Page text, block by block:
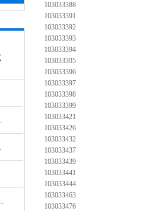
应用
用
维护和保养？
103033388
103033391
103033392
103033393
103033394
103033395
103033396
103033397
103033398
103033399
103033421
103033426
103033432
103033437
103033439
103033441
103033444
103033463
103033476